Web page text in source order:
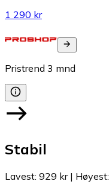
1 290 kr
Pristrend 3 mnd
Stabil
Lavest: 929 kr| Høyest: